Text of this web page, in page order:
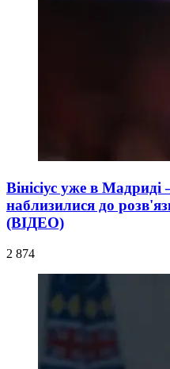
Вінісіус уже в Мадриді
наблизилися до
(ВІДЕО)
2 874